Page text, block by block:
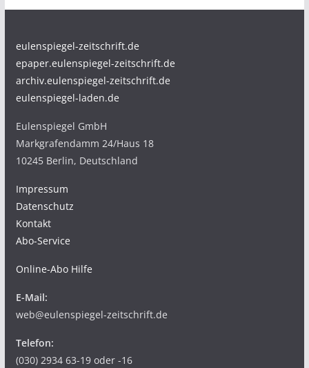
eulenspiegel-zeitschrift.de
epaper.eulenspiegel-zeitschrift.de
archiv.eulenspiegel-zeitschrift.de
eulenspiegel-laden.de
Eulenspiegel GmbH
Markgrafendamm 24/Haus 18
10245 Berlin, Deutschland
Impressum
Datenschutz
Kontakt
Abo-Service
Online-Abo Hilfe
E-Mail:
web@eulenspiegel-zeitschrift.de
Telefon:
(030) 2934 63-19 oder -16